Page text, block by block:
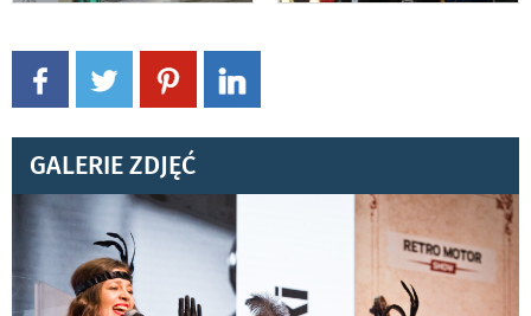
GALERIE ZDJĘĆ